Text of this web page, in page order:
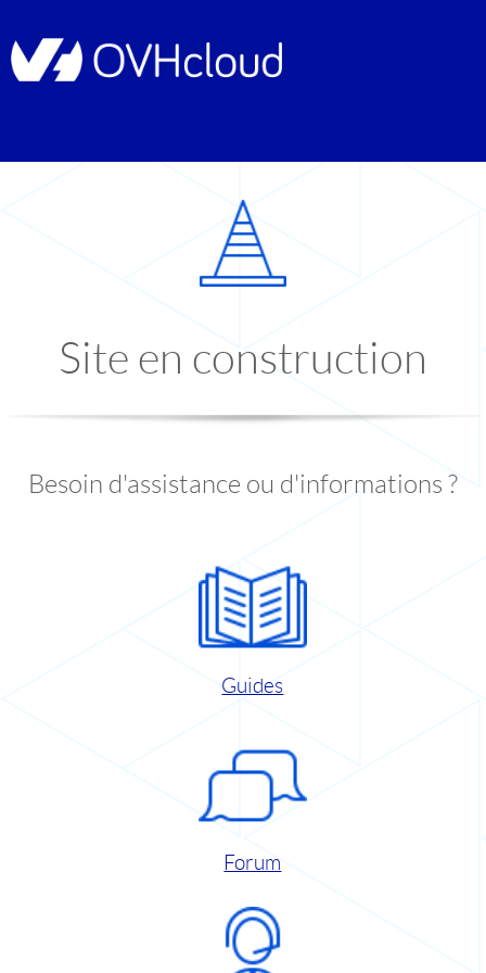
Site en construction
Besoin d'assistance ou d'informations ?
Guides
Forum